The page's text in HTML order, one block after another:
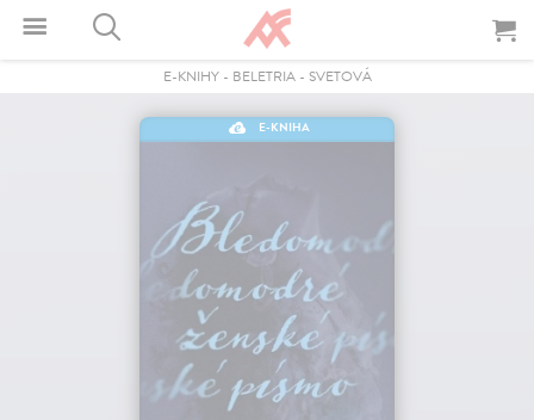
E-KNIHY- BELETRIA- SVETOVÁ
E-KNIHA